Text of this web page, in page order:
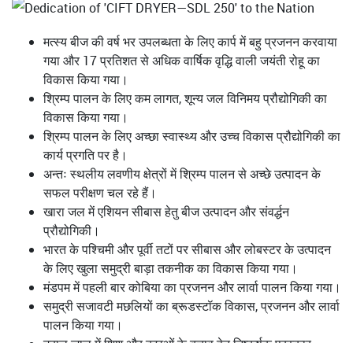
मत्स्य बीज की वर्ष भर उपलब्धता के लिए कार्प में बहु प्रजनन करवाया
गया और 17 प्रतिशत से अधिक वार्षिक वृद्धि वाली जयंती रोहू का
विकास किया गया।
श्रिम्प पालन के लिए कम लागत, शून्य जल विनिमय प्रौद्योगिकी का
विकास किया गया।
श्रिम्प पालन के लिए अच्छा स्वास्थ्य और उच्च विकास प्रौद्योगिकी का
कार्य प्रगति पर है।
अन्तः स्थलीय लवणीय क्षेत्रों में श्रिम्प पालन से अच्छे उत्पादन के
सफल परीक्षण चल रहे हैं।
खारा जल में एशियन सीबास हेतु बीज उत्पादन और संवर्द्धन
प्रौद्योगिकी।
भारत के पश्चिमी और पूर्वी तटों पर सीबास और लोबस्टर के उत्पादन
के लिए खुला समुद्री बाड़ा तकनीक का विकास किया गया।
मंडपम में पहली बार कोबिया का प्रजनन और लार्वा पालन किया गया।
समुद्री सजावटी मछलियों का ब्रूडस्टॉक विकास, प्रजनन और लार्वा
पालन किया गया।